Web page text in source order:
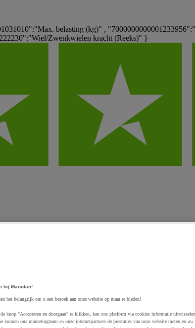
belasting (kg)" ,
Zwenkwielen kracht (Reeks)" }
winkelwagen
bij Manutan!
het belangrijk om u een bezoek aan onze website op maat te bieden!
knop "Accepteren en doorgaan" te klikken, kan ons platform via cookies informatie
kunnen ons marketingteam en onze internetpartners de prestaties van onze website meten en uw